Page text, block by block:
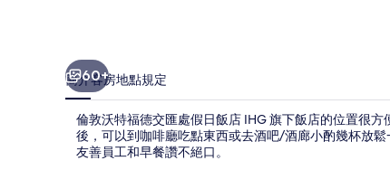
旗
下
飯
店
60+
簡介客房地點規定
倫敦沃特福德交匯處假日飯店 IHG 旗下飯店的位置很
後，可以到咖啡廳吃點東西或去酒吧/酒廊小酌幾杯放
友善員工和早餐讚不絕口。